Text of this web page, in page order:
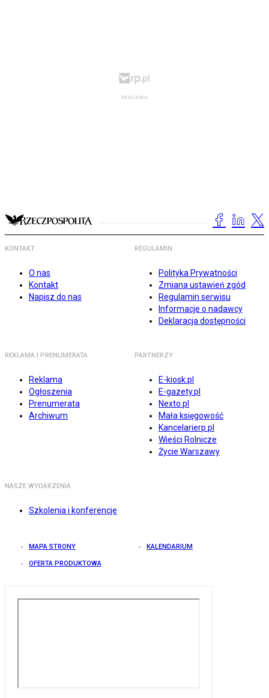
KONTAKT
O nas
Kontakt
Napisz do nas
REGULAMIN
Polityka Prywatności
Zmiana ustawień zgód
Regulamin serwisu
Informacje o nadawcy
Deklaracja dostępności
REKLAMA I PRENUMERATA
Reklama
Ogłoszenia
Prenumerata
Archiwum
PARTNERZY
E-kiosk.pl
E-gazety.pl
Nexto.pl
Mała księgowość
Kancelarierp.pl
Wieści Rolnicze
Życie Warszawy
NASZE WYDARZENIA
Szkolenia i konferencje
MAPA STRONY KALENDARIUM
OFERTA PRODUKTOWA